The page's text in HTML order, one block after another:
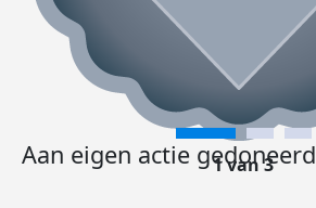
Aan eigen actie gedoneerd
1 van 3